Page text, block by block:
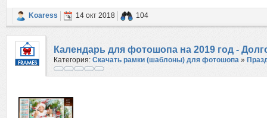
Koaress 14 окт 2018 104
Календарь для фотошопа на 2019 год -
спешит
Категория: Скачать рамки (шаблоны) для фотошопа »